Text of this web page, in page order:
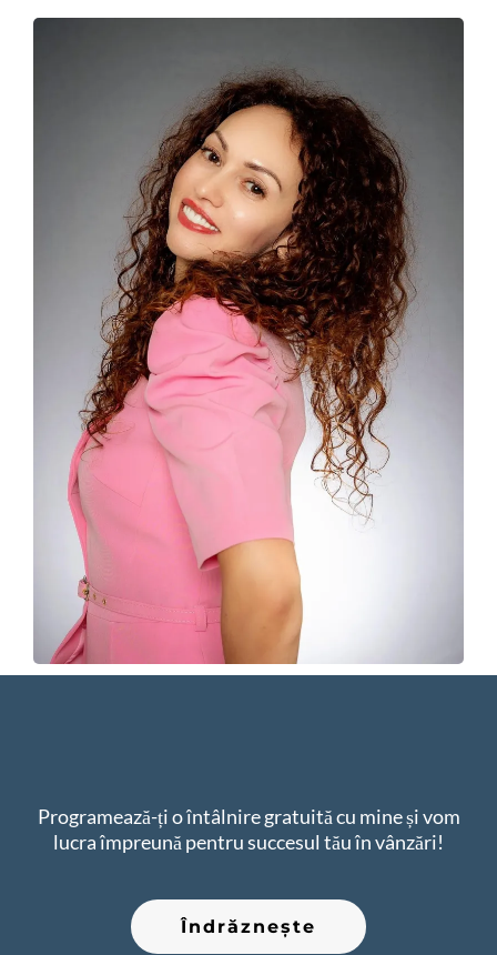
Programează-ți o întâlnire gratuită cu mine și vom
lucra împreună pentru succesul tău în vânzări!
Îndrăznește